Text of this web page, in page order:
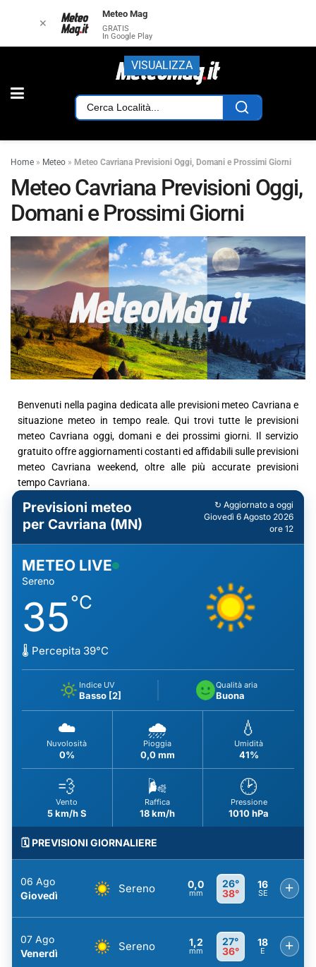
Home » Meteo » Meteo Cavriana Previsioni Oggi, Domani e Prossimi Giorni
Meteo Cavriana Previsioni Oggi,
Domani e Prossimi Giorni
Benvenuti nella pagina dedicata alle previsioni meteo Cavriana e
situazione meteo in tempo reale. Qui trovi tutte le previsioni
meteo Cavriana oggi, domani e dei prossimi giorni. Il servizio
gratuito offre aggiornamenti costanti ed affidabili sulle previsioni
meteo Cavriana weekend, oltre alle più accurate previsioni
tempo Cavriana.
Previsioni meteo
per Cavriana (MN)
↻ Aggiornato a oggi
Giovedì 6 Agosto 2026
ore 12
METEO LIVE
Sereno
35°C
🌡️ Percepita 39°C
Indice UV
Basso [2]
Qualità aria
Buona
☁️
Nuvolosità
0%
🌧️
Pioggia
0,0 mm
💧
Umidità
41%
💨
Vento
5 km/h S
🌬️
Raffica
18 km/h
🕑
Pressione
1010 hPa
🗓️ PREVISIONI GIORNALIERE
06 Ago
Giovedì
Sereno 0,0
mm
26°
38°
16
SE +
07 Ago
Venerdì
Sereno 1,2
mm
27°
36°
18
E +
✕
Meteo Mag
GRATIS
In Google Play
VISUALIZZA